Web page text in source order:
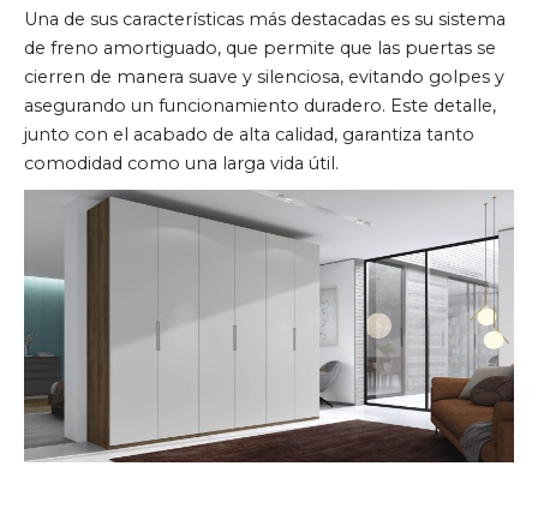
Una de sus características más destacadas es su sistema
de freno amortiguado, que permite que las puertas se
cierren de manera suave y silenciosa, evitando golpes y
asegurando un funcionamiento duradero. Este detalle,
junto con el acabado de alta calidad, garantiza tanto
comodidad como una larga vida útil.